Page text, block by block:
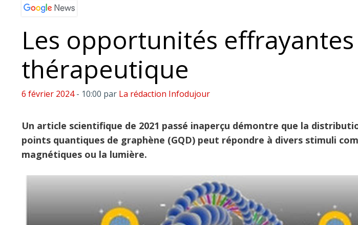
Les opportunités effrayantes
thérapeutique
6 février 2024- 10:00 par La rédaction Infodujour
Un article scientifique de 2021 passé inaperçu démontre que la
points quantiques de graphène (GQD) peut répondre à divers stimuli
magnétiques ou la lumière.